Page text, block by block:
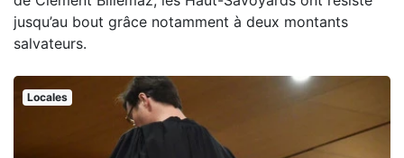
jusqu’au bout grâce notamment à deux montants
salvateurs.
Locales